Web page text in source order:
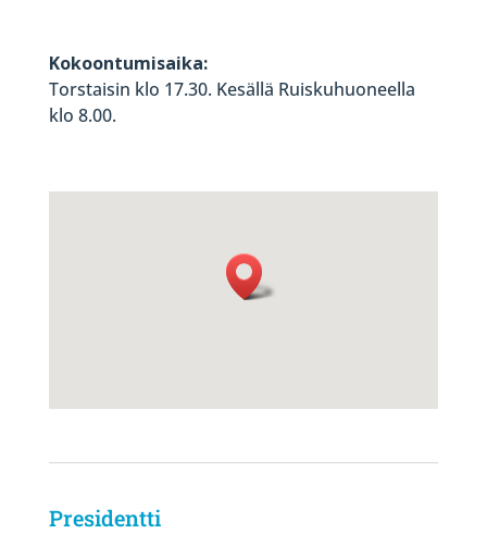
Kokoontumisaika:
Torstaisin klo 17.30. Kesällä Ruiskuhuoneella
klo 8.00.
Presidentti